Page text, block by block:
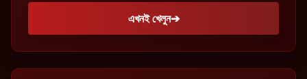
এখনই খেলুন➔